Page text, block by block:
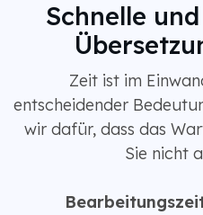
Schnelle
Zeit ist im
entscheidender
wir dafür, dass das
Sie nicht